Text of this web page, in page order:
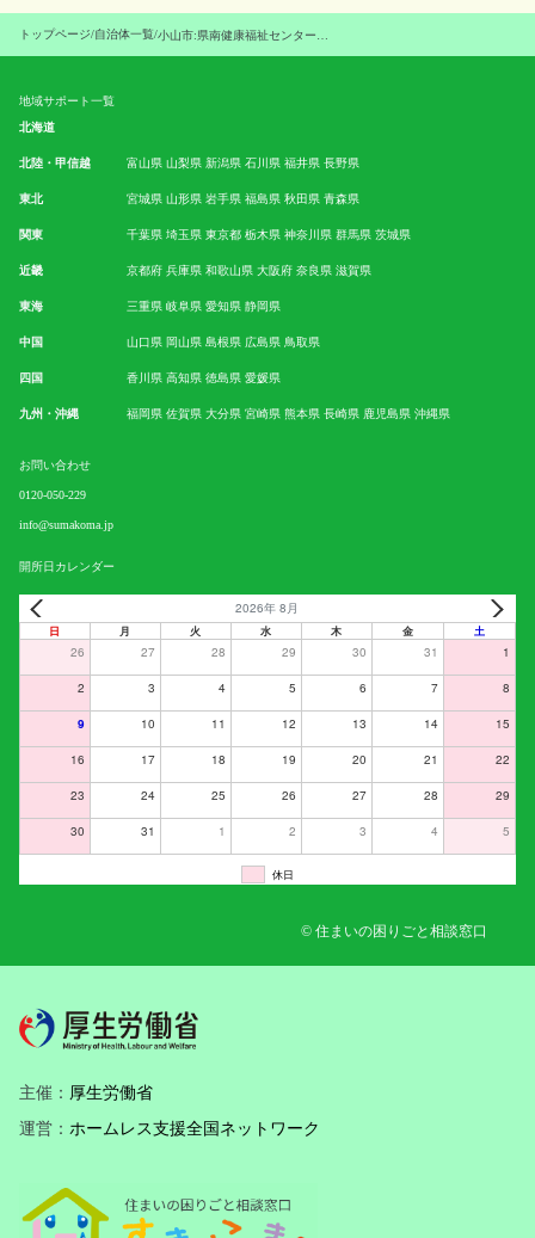
トップページ/自治体一覧/
地域サポート一覧
北海道
北陸・甲信越 富山県 山梨県 新潟県 石川県 福井県 長野県
東北 宮城県 山形県 岩手県 福島県 秋田県 青森県
関東 千葉県 埼玉県 東京都 栃木県 神奈川県 群馬県 茨城県
近畿 京都府 兵庫県 和歌山県 大阪府 奈良県 滋賀県
東海 三重県 岐阜県 愛知県 静岡県
中国 山口県 岡山県 島根県 広島県 鳥取県
四国 香川県 高知県 徳島県 愛媛県
九州・沖縄 福岡県 佐賀県 大分県 宮崎県 熊本県 長崎県 鹿児島県 沖縄県
お問い合わせ
0120-050-229
info@sumakoma.jp
開所日カレンダー
2026年 8月
日 月 火 水 木 金 土
26 27 28 29 30 31 1
2 3 4 5 6 7 8
9 10 11 12 13 14 15
16 17 18 19 20 21 22
23 24 25 26 27 28 29
30 31 1 2 3 4 5
休日
© 住まいの困りごと相談窓口
主催： 厚生労働省
運営： ホームレス支援全国ネットワーク